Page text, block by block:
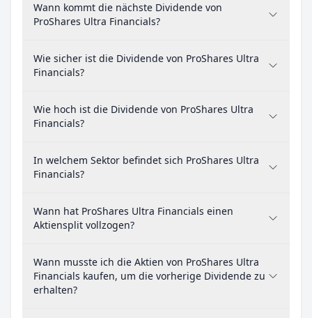
Wann kommt die nächste Dividende von
ProShares Ultra Financials?
Wie sicher ist die Dividende von ProShares Ultra
Financials?
Wie hoch ist die Dividende von ProShares Ultra
Financials?
In welchem Sektor befindet sich ProShares Ultra
Financials?
Wann hat ProShares Ultra Financials einen
Aktiensplit vollzogen?
Wann musste ich die Aktien von ProShares Ultra
Financials kaufen, um die vorherige Dividende zu
erhalten?